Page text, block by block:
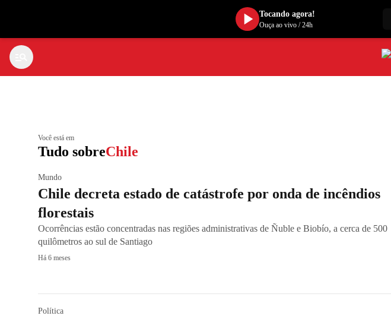
Você está em
Tudo sobreChile
Mundo
Chile decreta estado de catástrofe por onda de incêndios
florestais
Ocorrências estão concentradas nas regiões administrativas de Ñuble e Biobío, a cerca de 500
quilômetros ao sul de Santiago
Há 6 meses
Política
Tocando agora!
Ouça ao vivo/24h